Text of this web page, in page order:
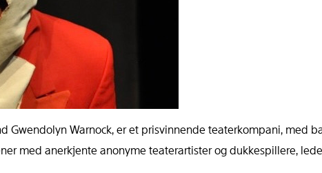
Gwendolyn Warnock, er et prisvinnende teaterkompani, med
med anerkjente anonyme teaterartister og dukkespillere,